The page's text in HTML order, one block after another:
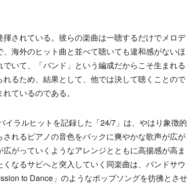
されている。彼らの楽曲は一聴するだけでメロデ
海外のヒット曲と並べて聴いても違和感がないほ
いて、「バンド」という編成だからこそ生まれる
るため、結果として、他では決して聴くことので
ているのである。
ラルヒットを記録した「24/7」は、やはり象徴的
れるピアノの音色をバックに爽やかな歌声が広が
がっていくようなアレンジとともに高揚感が高ま
なるサビへと突入していく同楽曲は、バンドサウ
to Dance」のようなポップソングを彷彿とさせ